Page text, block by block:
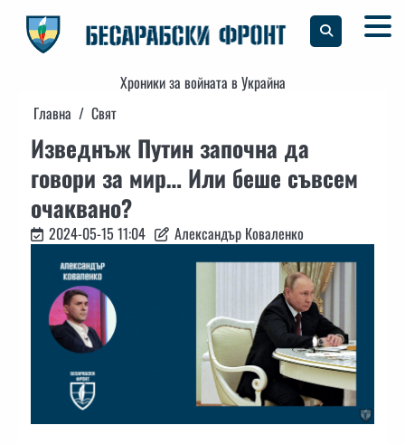
content
Хроники за войната в Украйна
Главна
Свят
Изведнъж Путин започна да
говори за мир… Или беше съвсем
очаквано?
2024-05-15 11:04 Александър Коваленко